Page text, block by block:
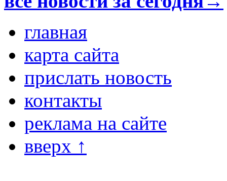
главная
карта сайта
прислать новость
контакты
реклама на сайте
вверх ↑